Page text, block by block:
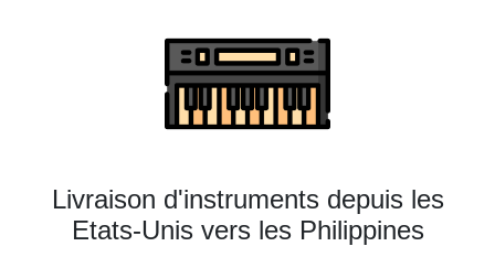
Livraison d'instruments depuis les
Etats-Unis vers les Philippines